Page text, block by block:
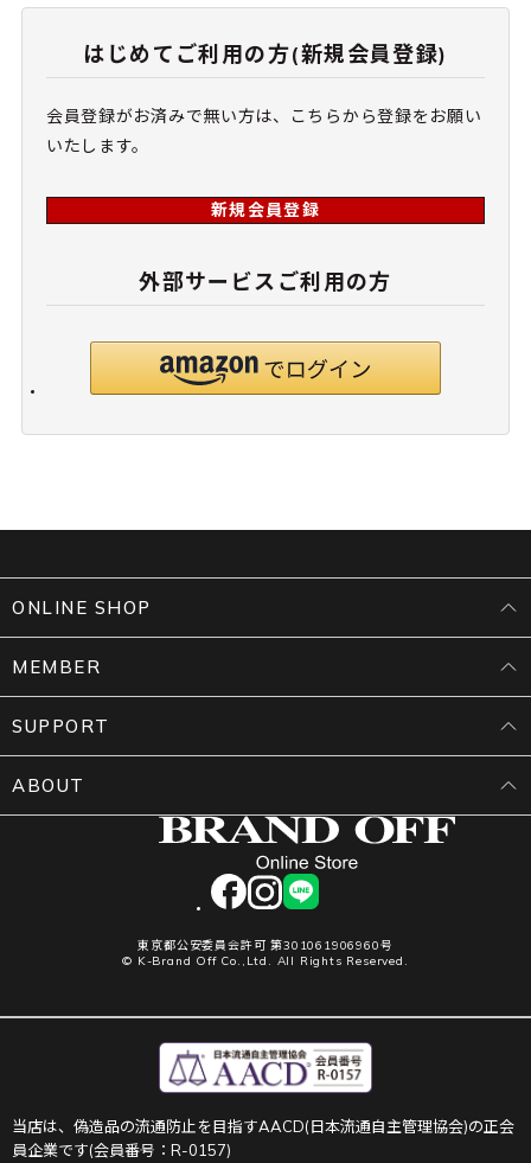
はじめてご利用の方(新規会員登録)
会員登録がお済みで無い方は、こちらから登録をお願い
いたします。
新規会員登録
外部サービスご利用の方
facebookinstagram
LINE
東京都公安委員会許可 第301061906960号
© K-Brand Off Co.,Ltd. All Rights Reserved.
ONLINE SHOP
MEMBER
SUPPORT
ABOUT
当店は、偽造品の流通防止を目指すAACD(日本流通自主管理協会)の正会
員企業です(会員番号：R-0157)